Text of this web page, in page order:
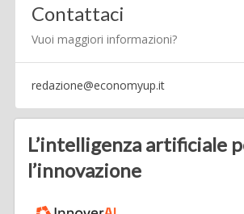
Contattaci
Vuoi maggiori informazioni?
redazione@economyup.it
L’intelligenza artificiale
l’innovazione